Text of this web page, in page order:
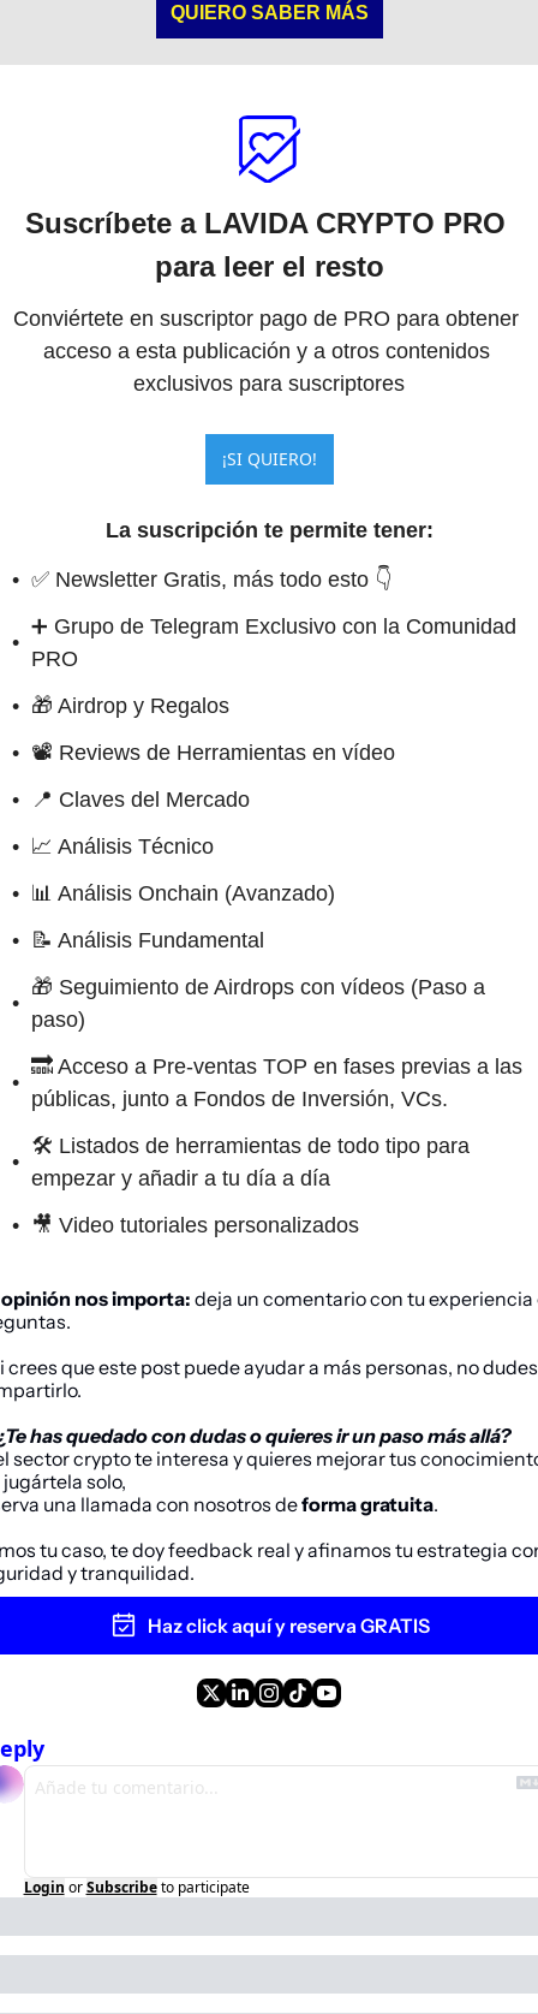
QUIERO SABER MÁS
Suscríbete a LAVIDA CRYPTO PRO
para leer el resto
Conviértete en suscriptor pago de PRO para obtener
acceso a esta publicación y a otros contenidos
exclusivos para suscriptores
¡SI QUIERO!
La suscripción te permite tener:
✅ Newsletter Gratis, más todo esto 👇
➕ Grupo de Telegram Exclusivo con la Comunidad
PRO
🎁 Airdrop y Regalos
📽️ Reviews de Herramientas en vídeo
📍 Claves del Mercado
📈 Análisis Técnico
📊 Análisis Onchain (Avanzado)
📝 Análisis Fundamental
🎁 Seguimiento de Airdrops con vídeos (Paso a
paso)
🔜 Acceso a Pre-ventas TOP en fases previas a las
públicas, junto a Fondos de Inversión, VCs.
🛠 Listados de herramientas de todo tipo para
empezar y añadir a tu día a día
🎥 Video tutoriales personalizados
nos importa: deja un comentario con tu experiencia
crees que este post puede ayudar a más personas, no
has quedado con dudas o quieres ir un paso más allá?
sector crypto te interesa y quieres mejorar tus
solo,
una llamada con nosotros de forma gratuita.
tu caso, te doy feedback real y afinamos tu estrategia
y tranquilidad.
Haz click aquí y reserva GRATIS
Login or Subscribe to participate